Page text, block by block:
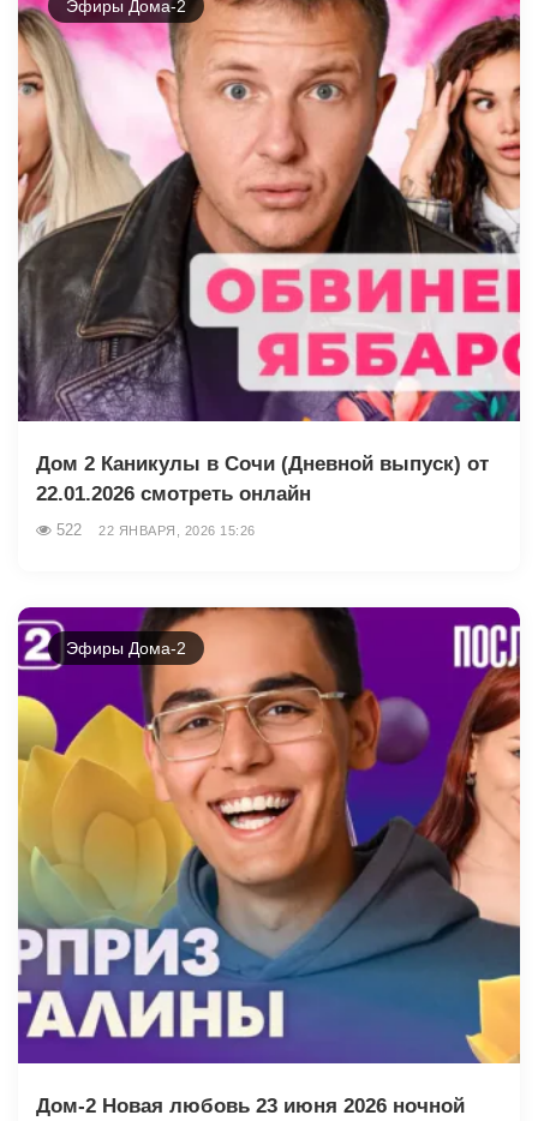
Эфиры Дома-2
Дом 2 Каникулы в Сочи (Дневной выпуск) от
22.01.2026 смотреть онлайн
522 22 ЯНВАРЯ, 2026 15:26
Эфиры Дома-2
Дом-2 Новая любовь 23 июня 2026 ночной